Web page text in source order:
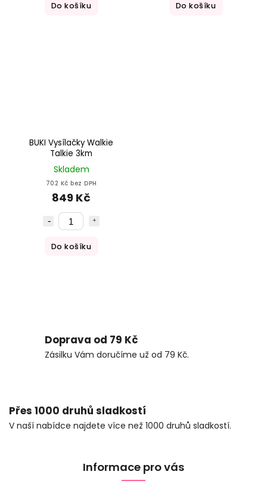
Do košíku Do košíku
BUKI Vysílačky Walkie
Talkie 3km
Skladem
702 Kč bez DPH
849 Kč
Do košíku
Doprava od 79 Kč
Zásilku Vám doručíme už od 79 Kč.
Přes 1000 druhů sladkostí
V naší nabídce najdete více než 1000 druhů sladkostí.
Informace pro vás